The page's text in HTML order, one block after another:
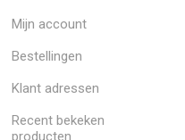
Mijn account
Bestellingen
Klant adressen
Recent bekeken
producten